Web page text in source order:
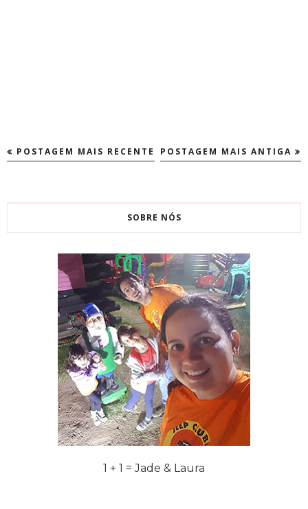
POSTAGEM MAIS RECENTE POSTAGEM MAIS ANTIGA
SOBRE NÓS
1 + 1 = Jade & Laura